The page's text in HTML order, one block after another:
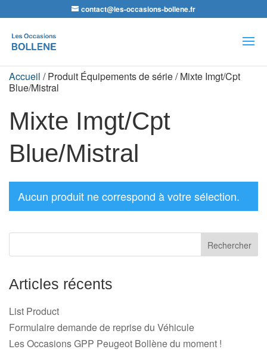
contact@les-occasions-bollene.fr
de
produits
Accueil / Produit Équipements de série / Mixte Imgt/Cpt
Blue/Mistral
Mixte Imgt/Cpt
Blue/Mistral
Aucun produit ne correspond à votre sélection.
Articles récents
List Product
Formulaire demande de reprise du Véhicule
Les Occasions GPP Peugeot Bollène du moment !